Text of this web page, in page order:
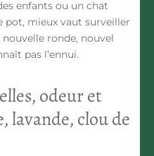
enfants ou un chat
pot, mieux vaut surveiller
ronde, nouvel
pas l’ennui.
odeur et
lavande, clou de